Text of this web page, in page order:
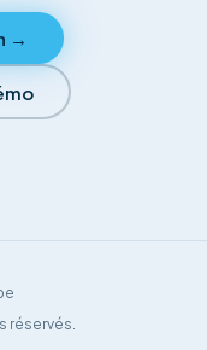
→
réservés.